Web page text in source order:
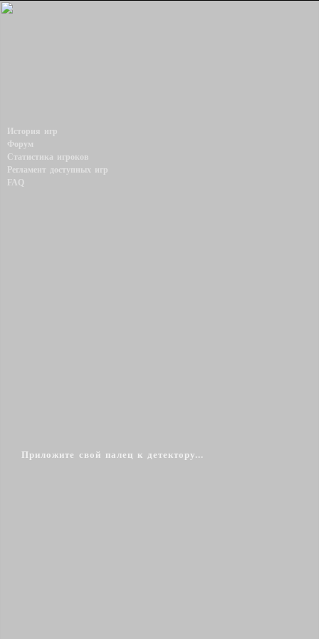
Приложите свой палец к детектору...
История игр
Форум
Статистика игроков
Регламент доступных игр
FAQ